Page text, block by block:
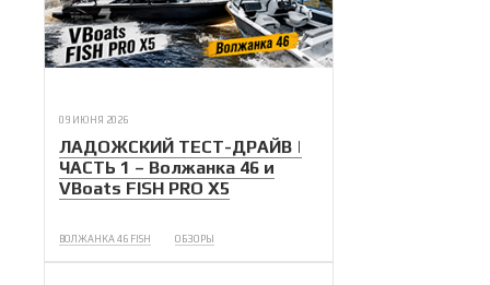
09 ИЮНЯ 2026
ЛАДОЖСКИЙ ТЕСТ-ДРАЙВ |
ЧАСТЬ 1 – Волжанка 46 и
VBoats FISH PRO X5
ВОЛЖАНКА 46 FISH ОБЗОРЫ